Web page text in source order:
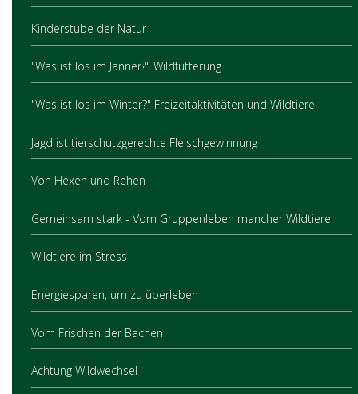
Kinderstube der Natur
"Was ist los im Jänner?" Wildfütterung
"Was ist los im Winter?" Freizeitaktivitäten und Wildtiere
Jagd ist tierschutzgerechte Fleischgewinnung
Von Hexen und Rehen
Gemeinsam stark - Vom Gruppenleben mancher Wildtiere
Wildtiere im Stress
Energiesparen, um zu überleben
Vom Frischen der Bachen
Achtung Wildwechsel